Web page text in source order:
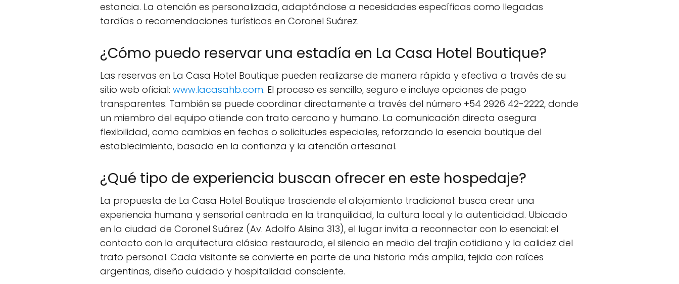
estancia. La atención es personalizada, adaptándose a necesidades específicas como llegadas
tardías o recomendaciones turísticas en Coronel Suárez.
¿Cómo puedo reservar una estadía en La Casa Hotel Boutique?
Las reservas en La Casa Hotel Boutique pueden realizarse de manera rápida y efectiva a través de su
sitio web oficial: www.lacasahb.com. El proceso es sencillo, seguro e incluye opciones de pago
transparentes. También se puede coordinar directamente a través del número +54 2926 42-2222, donde
un miembro del equipo atiende con trato cercano y humano. La comunicación directa asegura
flexibilidad, como cambios en fechas o solicitudes especiales, reforzando la esencia boutique del
establecimiento, basada en la confianza y la atención artesanal.
¿Qué tipo de experiencia buscan ofrecer en este hospedaje?
La propuesta de La Casa Hotel Boutique trasciende el alojamiento tradicional: busca crear una
experiencia humana y sensorial centrada en la tranquilidad, la cultura local y la autenticidad. Ubicado
en la ciudad de Coronel Suárez (Av. Adolfo Alsina 313), el lugar invita a reconnectar con lo esencial: el
contacto con la arquitectura clásica restaurada, el silencio en medio del trajín cotidiano y la calidez del
trato personal. Cada visitante se convierte en parte de una historia más amplia, tejida con raíces
argentinas, diseño cuidado y hospitalidad consciente.